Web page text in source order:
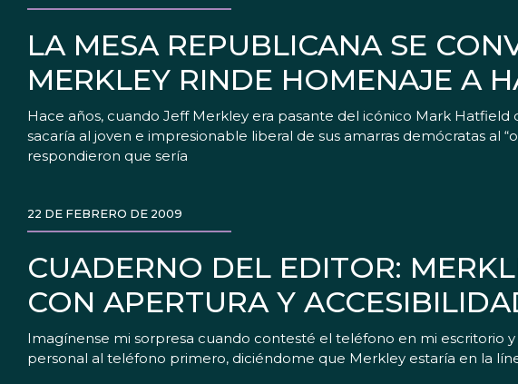
LA MESA REPUBLICANA SE
MERKLEY RINDE HOMENAJE A
Hace años, cuando Jeff Merkley era pasante del icónico Mark
sacaría al joven e impresionable liberal de sus amarras demócratas al
respondieron que sería
CUADERNO DEL EDITOR:
CON APERTURA Y
22 DE FEBRERO DE 2009
Imagínense mi sorpresa cuando contesté el teléfono en mi escritorio
personal al teléfono primero, diciéndome que Merkley estaría en la